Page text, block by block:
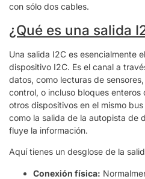
con sólo dos cables.
¿Qué es una salida
Una salida I2C es esencialmente
dispositivo I2C. Es el canal a
datos, como lecturas de
control, o incluso bloques enteros
otros dispositivos en el mismo
como la salida de la autopista de
fluye la información.
Aquí tienes un desglose de la
Conexión física: